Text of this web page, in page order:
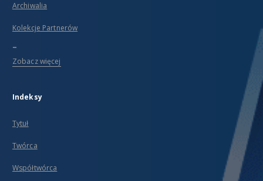
Archiwalia
Kolekcje Partnerów
...
Zobacz więcej
Indeksy
Tytuł
Twórca
Współtwórca